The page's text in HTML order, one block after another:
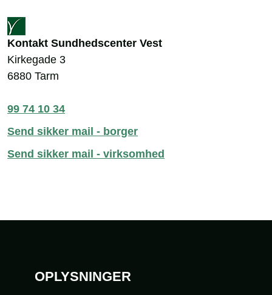
Kontakt Sundhedscenter Vest
Kirkegade 3
6880 Tarm
99 74 10 34
Send sikker mail - borger
Send sikker mail - virksomhed
OPLYSNINGER